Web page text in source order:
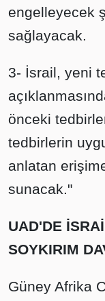
engelleyecek
sağlayacak.
3- İsrail, yeni
önceki
tedbirlerin
anlatan
sunacak."
UAD'DE
SOYKIRIM
Güney Afrika